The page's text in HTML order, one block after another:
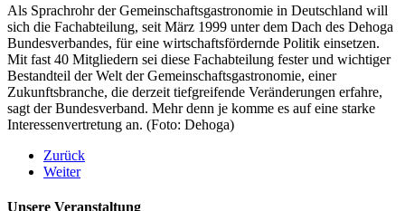
Als Sprachrohr der Gemeinschaftsgastronomie in Deutschland will
sich die Fachabteilung, seit März 1999 unter dem Dach des Dehoga
Bundesverbandes, für eine wirtschaftsfördernde Politik einsetzen.
Mit fast 40 Mitgliedern sei diese Fachabteilung fester und wichtiger
Bestandteil der Welt der Gemeinschaftsgastronomie, einer
Zukunftsbranche, die derzeit tiefgreifende Veränderungen erfahre,
sagt der Bundesverband. Mehr denn je komme es auf eine starke
Interessenvertretung an. (Foto: Dehoga)
Zurück
Weiter
Unsere Veranstaltung